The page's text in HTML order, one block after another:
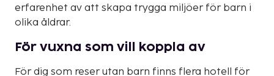
erfarenhet av att skapa trygga miljöer för barn i
olika åldrar.
För vuxna som vill koppla av
För dig som reser utan barn finns flera hotell för